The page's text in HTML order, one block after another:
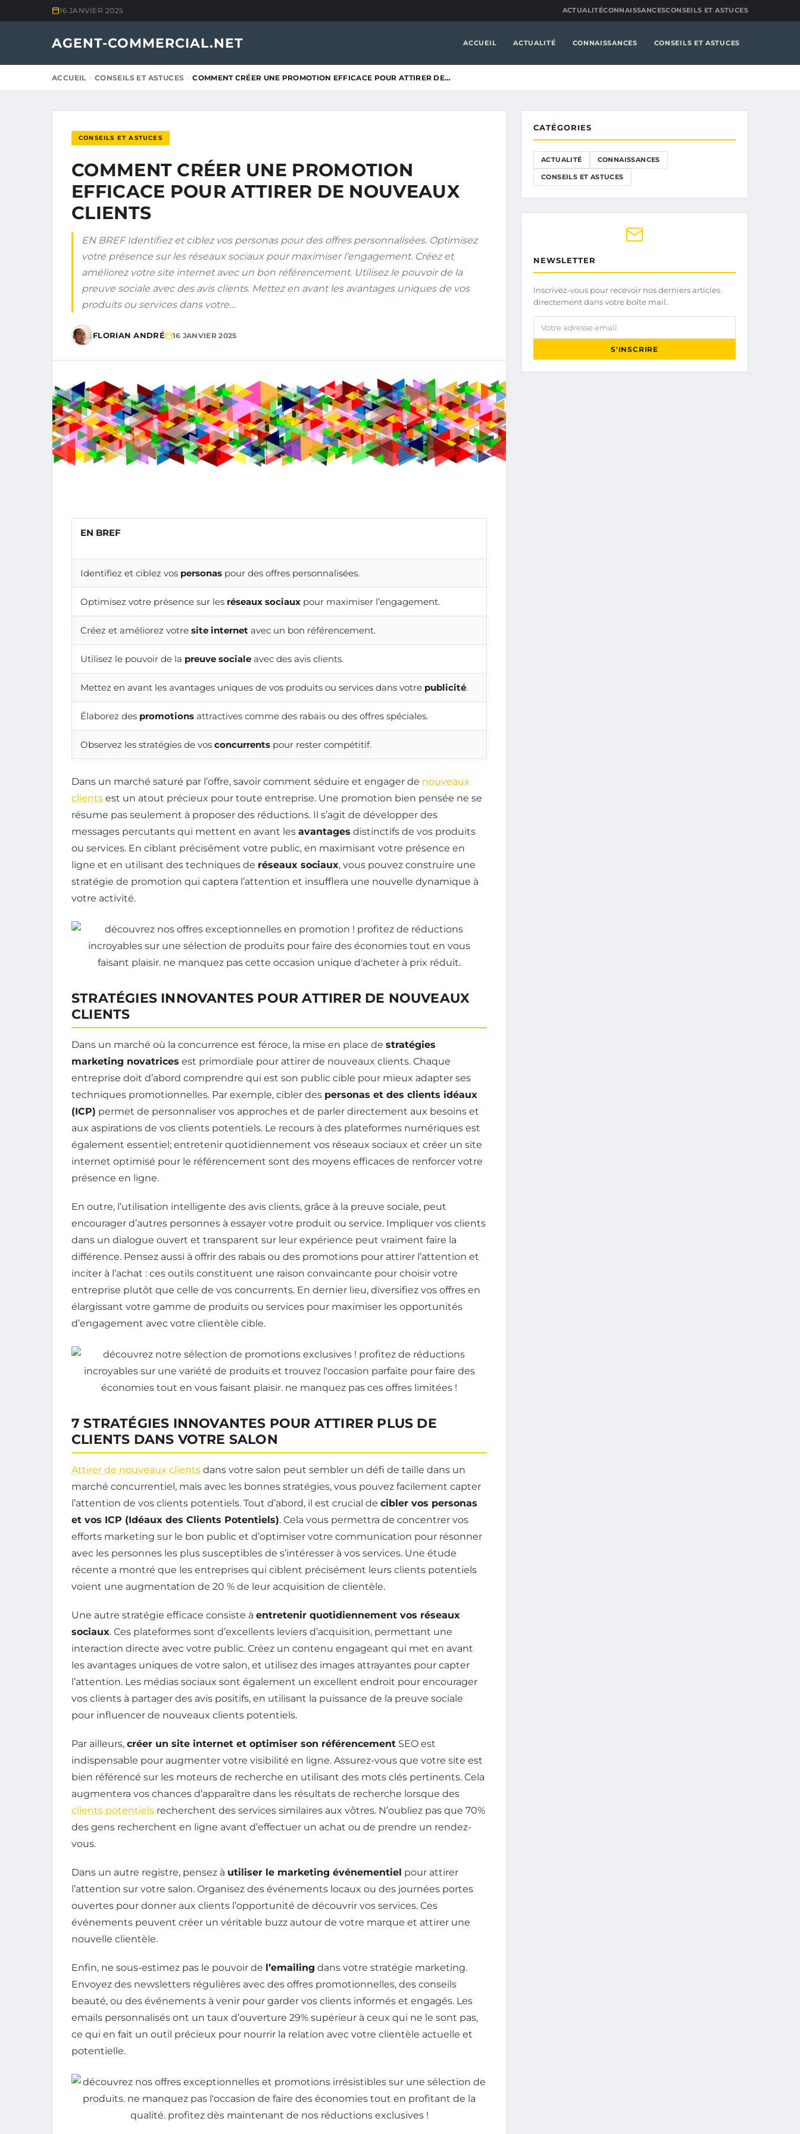
16 JANVIER 2025 ACTUALITÉCONNAISSANCESCONSEILS ET ASTUCES
AGENT-COMMERCIAL.NET ACCUEIL ACTUALITÉ CONNAISSANCES CONSEILS ET ASTUCES
ACCUEIL CONSEILS ET ASTUCES COMMENT CRÉER UNE PROMOTION EFFICACE POUR ATTIRER DE…
CONSEILS ET ASTUCES
COMMENT CRÉER UNE PROMOTION
EFFICACE POUR ATTIRER DE NOUVEAUX
CLIENTS
EN BREF Identifiez et ciblez vos personas pour des offres personnalisées. Optimisez
votre présence sur les réseaux sociaux pour maximiser l’engagement. Créez et
améliorez votre site internet avec un bon référencement. Utilisez le pouvoir de la
preuve sociale avec des avis clients. Mettez en avant les avantages uniques de vos
produits ou services dans votre…
FLORIAN ANDRÉ 16 JANVIER 2025
EN BREF
Identifiez et ciblez vos personas pour des offres personnalisées.
Optimisez votre présence sur les réseaux sociaux pour maximiser l’engagement.
Créez et améliorez votre site internet avec un bon référencement.
Utilisez le pouvoir de la preuve sociale avec des avis clients.
Mettez en avant les avantages uniques de vos produits ou services dans votre publicité.
Élaborez des promotions attractives comme des rabais ou des offres spéciales.
Observez les stratégies de vos concurrents pour rester compétitif.
Dans un marché saturé par l’offre, savoir comment séduire et engager de nouveaux
clients est un atout précieux pour toute entreprise. Une promotion bien pensée ne se
résume pas seulement à proposer des réductions. Il s’agit de développer des
messages percutants qui mettent en avant les avantages distinctifs de vos produits
ou services. En ciblant précisément votre public, en maximisant votre présence en
ligne et en utilisant des techniques de réseaux sociaux, vous pouvez construire une
stratégie de promotion qui captera l’attention et insufflera une nouvelle dynamique à
votre activité.
STRATÉGIES INNOVANTES POUR ATTIRER DE NOUVEAUX
CLIENTS
Dans un marché où la concurrence est féroce, la mise en place de stratégies
marketing novatrices est primordiale pour attirer de nouveaux clients. Chaque
entreprise doit d’abord comprendre qui est son public cible pour mieux adapter ses
techniques promotionnelles. Par exemple, cibler des personas et des clients idéaux
(ICP) permet de personnaliser vos approches et de parler directement aux besoins et
aux aspirations de vos clients potentiels. Le recours à des plateformes numériques est
également essentiel; entretenir quotidiennement vos réseaux sociaux et créer un site
internet optimisé pour le référencement sont des moyens efficaces de renforcer votre
présence en ligne.
En outre, l’utilisation intelligente des avis clients, grâce à la preuve sociale, peut
encourager d’autres personnes à essayer votre produit ou service. Impliquer vos clients
dans un dialogue ouvert et transparent sur leur expérience peut vraiment faire la
différence. Pensez aussi à offrir des rabais ou des promotions pour attirer l’attention et
inciter à l’achat : ces outils constituent une raison convaincante pour choisir votre
entreprise plutôt que celle de vos concurrents. En dernier lieu, diversifiez vos offres en
élargissant votre gamme de produits ou services pour maximiser les opportunités
d’engagement avec votre clientèle cible.
7 STRATÉGIES INNOVANTES POUR ATTIRER PLUS DE
CLIENTS DANS VOTRE SALON
Attirer de nouveaux clients dans votre salon peut sembler un défi de taille dans un
marché concurrentiel, mais avec les bonnes stratégies, vous pouvez facilement capter
l’attention de vos clients potentiels. Tout d’abord, il est crucial de cibler vos personas
et vos ICP (Idéaux des Clients Potentiels). Cela vous permettra de concentrer vos
efforts marketing sur le bon public et d’optimiser votre communication pour résonner
avec les personnes les plus susceptibles de s’intéresser à vos services. Une étude
récente a montré que les entreprises qui ciblent précisément leurs clients potentiels
voient une augmentation de 20 % de leur acquisition de clientèle.
Une autre stratégie efficace consiste à entretenir quotidiennement vos réseaux
sociaux. Ces plateformes sont d’excellents leviers d’acquisition, permettant une
interaction directe avec votre public. Créez un contenu engageant qui met en avant
les avantages uniques de votre salon, et utilisez des images attrayantes pour capter
l’attention. Les médias sociaux sont également un excellent endroit pour encourager
vos clients à partager des avis positifs, en utilisant la puissance de la preuve sociale
pour influencer de nouveaux clients potentiels.
Par ailleurs, créer un site internet et optimiser son référencement SEO est
indispensable pour augmenter votre visibilité en ligne. Assurez-vous que votre site est
bien référencé sur les moteurs de recherche en utilisant des mots clés pertinents. Cela
augmentera vos chances d’apparaître dans les résultats de recherche lorsque des
clients potentiels recherchent des services similaires aux vôtres. N’oubliez pas que 70%
des gens recherchent en ligne avant d’effectuer un achat ou de prendre un rendez-
vous.
Dans un autre registre, pensez à utiliser le marketing événementiel pour attirer
l’attention sur votre salon. Organisez des événements locaux ou des journées portes
ouvertes pour donner aux clients l’opportunité de découvrir vos services. Ces
événements peuvent créer un véritable buzz autour de votre marque et attirer une
nouvelle clientèle.
Enfin, ne sous-estimez pas le pouvoir de l’emailing dans votre stratégie marketing.
Envoyez des newsletters régulières avec des offres promotionnelles, des conseils
beauté, ou des événements à venir pour garder vos clients informés et engagés. Les
emails personnalisés ont un taux d’ouverture 29% supérieur à ceux qui ne le sont pas,
ce qui en fait un outil précieux pour nourrir la relation avec votre clientèle actuelle et
potentielle.
CATÉGORIES
ACTUALITÉ CONNAISSANCES
CONSEILS ET ASTUCES
NEWSLETTER
Inscrivez-vous pour recevoir nos derniers articles
directement dans votre boîte mail.
Votre adresse email
S'INSCRIRE